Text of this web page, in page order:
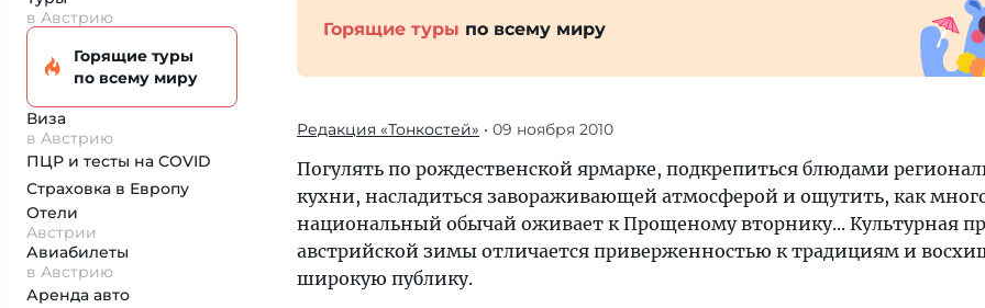
в Австрию
Горящие туры
по всему миру
Виза
в Австрию
ПЦР и тесты на COVID
Страховка в Европу
Отели
Австрии
Авиабилеты
в Австрию
Аренда авто
Горящие туры по всему миру
Редакция «Тонкостей» • 09 ноября 2010
Погулять по рождественской ярмарке, подкрепиться блюдами
кухни, насладиться завораживающей атмосферой и ощутить, как
национальный обычай оживает к Прощеному вторнику... Культурная
австрийской зимы отличается приверженностью к традициям и
широкую публику.